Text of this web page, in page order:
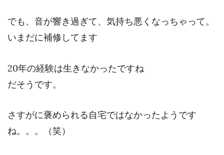
でも、音が響き過ぎて、気持ち悪くなっちゃって。
いまだに補修してます
20年の経験は生きなかったですね
だそうです。
さすがに褒められる自宅ではなかったようです
ね。。。（笑）